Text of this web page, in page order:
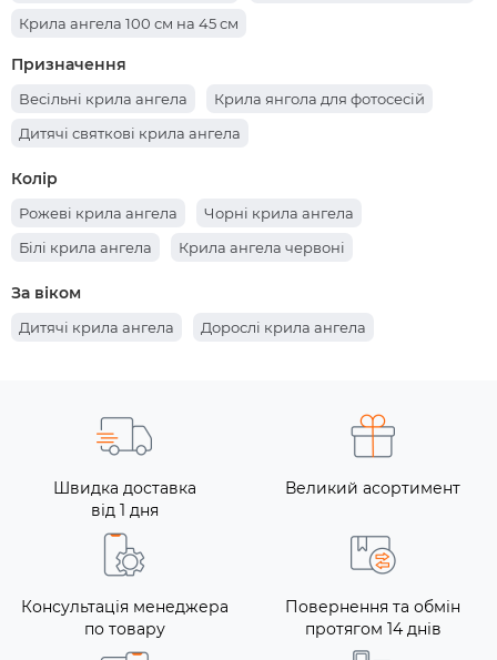
Крила ангела 100 см на 45 см
Призначення
Весільні крила ангела
Крила янгола для фотосесій
Дитячі святкові крила ангела
Колір
Рожеві крила ангела
Чорні крила ангела
Білі крила ангела
Крила ангела червоні
За віком
Дитячі крила ангела Дорослі крила ангела
Швидка доставка
від 1 дня
Великий асортимент
Консультація менеджера
по товару
Повернення та обмін
протягом 14 днів